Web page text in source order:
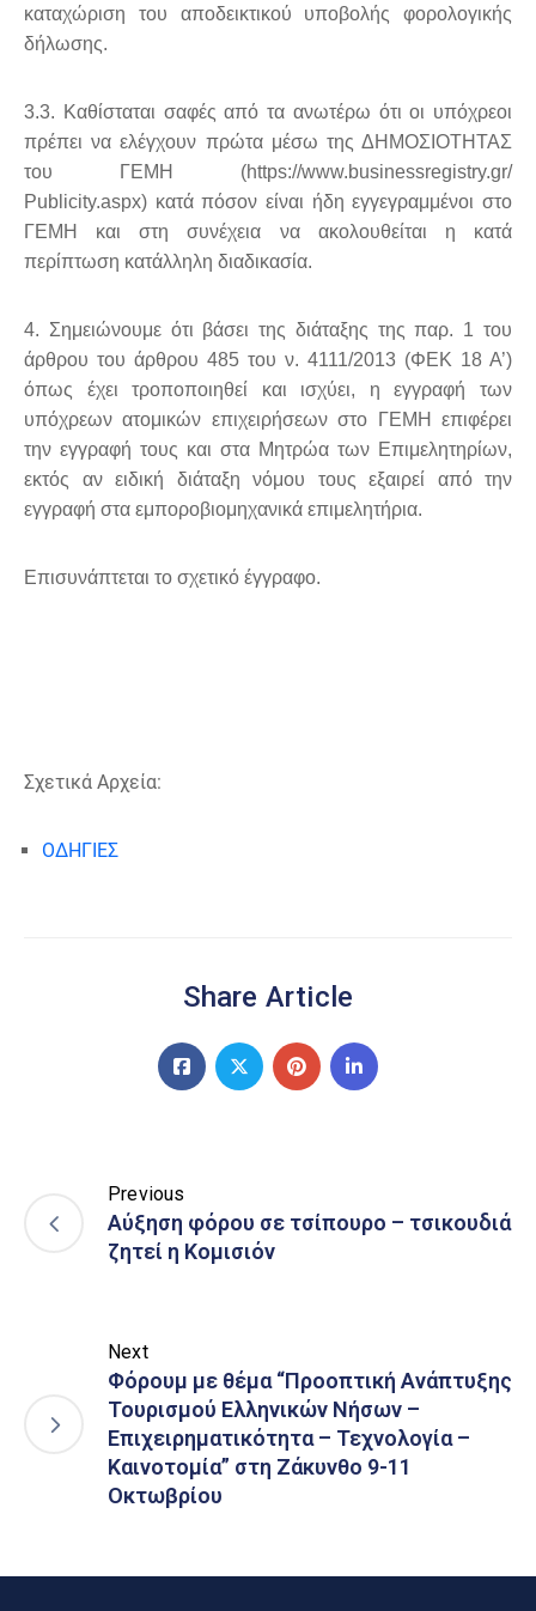
καταχώριση του αποδεικτικού υποβολής φορολογικής
δήλωσης.
3.3. Καθίσταται σαφές από τα ανωτέρω ότι οι υπόχρεοι
πρέπει να ελέγχουν πρώτα μέσω της ΔΗΜΟΣΙΟΤΗΤΑΣ
του ΓΕΜΗ (https://www.businessregistry.gr/
Publicity.aspx) κατά πόσον είναι ήδη εγγεγραμμένοι στο
ΓΕΜΗ και στη συνέχεια να ακολουθείται η κατά
περίπτωση κατάλληλη διαδικασία.
4. Σημειώνουμε ότι βάσει της διάταξης της παρ. 1 του
άρθρου του άρθρου 485 του ν. 4111/2013 (ΦΕΚ 18 Α’)
όπως έχει τροποποιηθεί και ισχύει, η εγγραφή των
υπόχρεων ατομικών επιχειρήσεων στο ΓΕΜΗ επιφέρει
την εγγραφή τους και στα Μητρώα των Επιμελητηρίων,
εκτός αν ειδική διάταξη νόμου τους εξαιρεί από την
εγγραφή στα εμποροβιομηχανικά επιμελητήρια.
Επισυνάπτεται το σχετικό έγγραφο.
Σχετικά Αρχεία:
ΟΔΗΓΙΕΣ
Share Article
Previous
Αύξηση φόρου σε τσίπουρο – τσικουδιά
ζητεί η Κομισιόν
Next
Φόρουμ με θέμα “Προοπτική Ανάπτυξης
Τουρισμού Ελληνικών Νήσων –
Επιχειρηματικότητα – Τεχνολογία –
Καινοτομία” στη Ζάκυνθο 9-11
Οκτωβρίου